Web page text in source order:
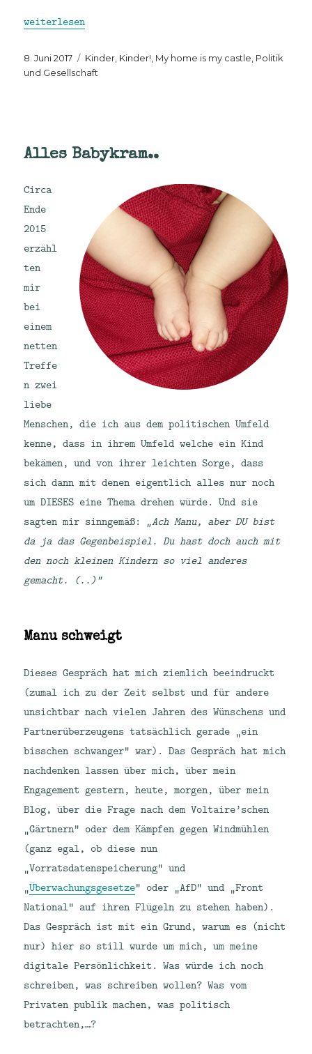
„Kinderarztbeobachtungen: IGeL, Impfungen und
weiterlesen
Veröffentlicht
am
8. Juni 2017 Kategorien
Kinder, Kinder! My home is my castle Politik
und Gesellschaft
Alles Babykram..
Circa
Ende
2015
erzähl
ten
mir
bei
einem
netten
Treffe
n zwei
liebe
Menschen, die ich aus dem politischen Umfeld
kenne, dass in ihrem Umfeld welche ein Kind
bekämen, und von ihrer leichten Sorge, dass
sich dann mit denen eigentlich alles nur noch
um DIESES eine Thema drehen würde. Und sie
sagten mir sinngemäß: „Ach Manu, aber DU bist
da ja das Gegenbeispiel. Du hast doch auch mit
den noch kleinen Kindern so viel anderes
gemacht. (..)“
Manu schweigt
Dieses Gespräch hat mich ziemlich beeindruckt
(zumal ich zu der Zeit selbst und für andere
unsichtbar nach vielen Jahren des Wünschens und
Partnerüberzeugens tatsächlich gerade „ein
bisschen schwanger“ war). Das Gespräch hat mich
nachdenken lassen über mich, über mein
Engagement gestern, heute, morgen, über mein
Blog, über die Frage nach dem Voltaire’schen
„Gärtnern“ oder dem Kämpfen gegen Windmühlen
(ganz egal, ob diese nun
„Vorratsdatenspeicherung“ und
„Überwachungsgesetze“ oder „AfD“ und „Front
National“ auf ihren Flügeln zu stehen haben).
Das Gespräch ist mit ein Grund, warum es (nicht
nur) hier so still wurde um mich, um meine
digitale Persönlichkeit. Was würde ich noch
schreiben, was schreiben wollen? Was vom
Privaten publik machen, was politisch
betrachten,…?